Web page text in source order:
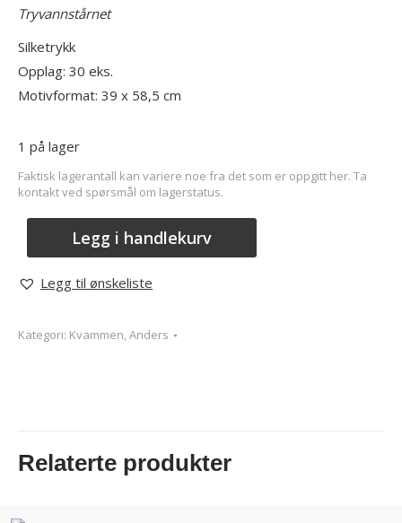
Tryvannstårnet
Silketrykk
Opplag: 30 eks.
Motivformat: 39 x 58,5 cm
1 på lager
Faktisk lagerantall kan variere noe fra det som er oppgitt her. Ta
kontakt ved spørsmål om lagerstatus.
Legg i handlekurv
Legg til ønskeliste
Kategori: Kvammen, Anders
Relaterte produkter